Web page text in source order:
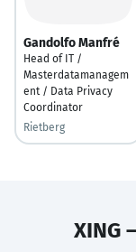
Gandolfo Manfré
Head of IT /
Masterdatamanagem
ent / Data Privacy
Coordinator
Rietberg
XING